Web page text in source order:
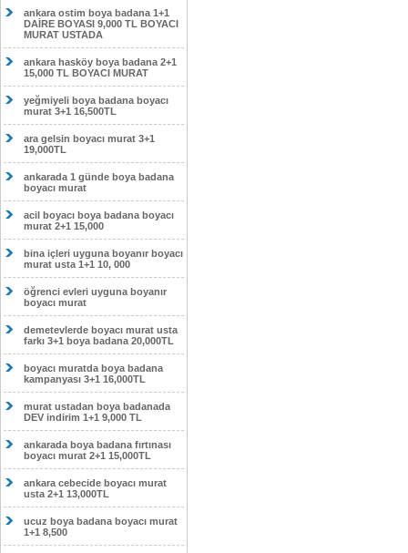
ankara ostim boya badana 1+1
DAİRE BOYASI 9,000 TL BOYACI
MURAT USTADA
ankara hasköy boya badana 2+1
15,000 TL BOYACI MURAT
yeğmiyeli boya badana boyacı
murat 3+1 16,500TL
ara gelsin boyacı murat 3+1
19,000TL
ankarada 1 günde boya badana
boyacı murat
acil boyacı boya badana boyacı
murat 2+1 15,000
bina içleri uyguna boyanır boyacı
murat usta 1+1 10, 000
öğrenci evleri uyguna boyanır
boyacı murat
demetevlerde boyacı murat usta
farkı 3+1 boya badana 20,000TL
boyacı muratda boya badana
kampanyası 3+1 16,000TL
murat ustadan boya badanada
DEV indirim 1+1 9,000 TL
ankarada boya badana fırtınası
boyacı murat 2+1 15,000TL
ankara cebecide boyacı murat
usta 2+1 13,000TL
ucuz boya badana boyacı murat
1+1 8,500